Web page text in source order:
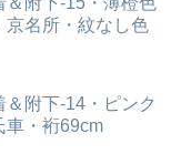
京名所・紋なし色
＆附下-14・ピンク
車・裄69cm